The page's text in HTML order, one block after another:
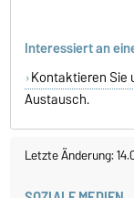
Interessiert an
Kontaktieren Sie
Austausch.
Letzte Änderung: